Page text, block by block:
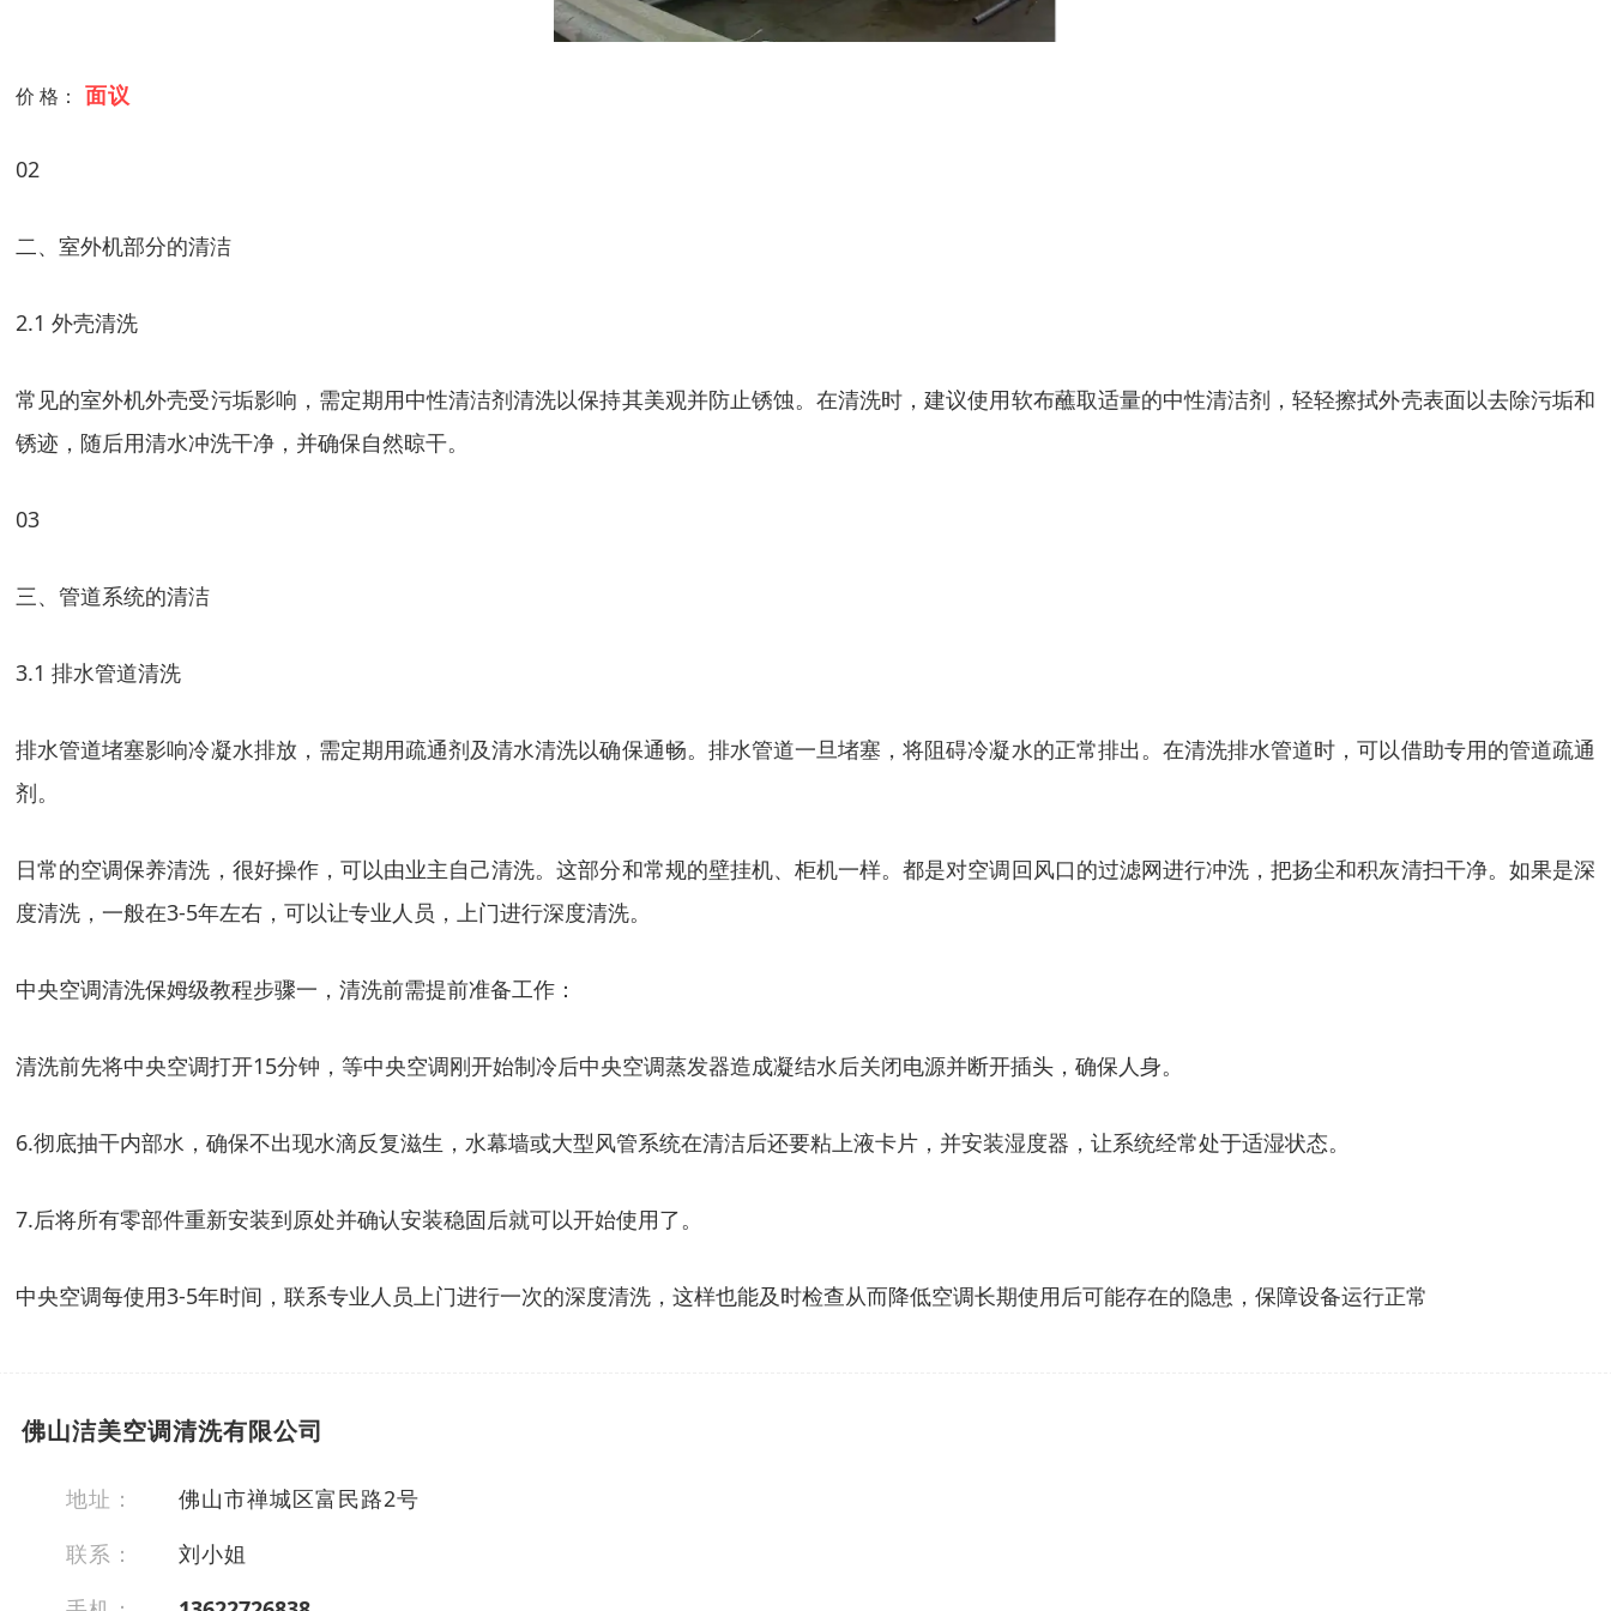
价 格： 面议
02
二、室外机部分的清洁
2.1 外壳清洗
常见的室外机外壳受污垢影响，需定期用中性清洁剂清洗以保持其美观并防止锈蚀。在清洗时，建议使用软布蘸取适量的中性清洁剂，轻轻擦拭外壳表面以去除污垢和
锈迹，随后用清水冲洗干净，并确保自然晾干。
03
三、管道系统的清洁
3.1 排水管道清洗
排水管道堵塞影响冷凝水排放，需定期用疏通剂及清水清洗以确保通畅。排水管道一旦堵塞，将阻碍冷凝水的正常排出。在清洗排水管道时，可以借助专用的管道疏通
剂。
日常的空调保养清洗，很好操作，可以由业主自己清洗。这部分和常规的壁挂机、柜机一样。都是对空调回风口的过滤网进行冲洗，把扬尘和积灰清扫干净。如果是深
度清洗，一般在3-5年左右，可以让专业人员，上门进行深度清洗。
中央空调清洗保姆级教程步骤一，清洗前需提前准备工作：
清洗前先将中央空调打开15分钟，等中央空调刚开始制冷后中央空调蒸发器造成凝结水后关闭电源并断开插头，确保人身。
6.彻底抽干内部水，确保不出现水滴反复滋生，水幕墙或大型风管系统在清洁后还要粘上液卡片，并安装湿度器，让系统经常处于适湿状态。
7.后将所有零部件重新安装到原处并确认安装稳固后就可以开始使用了。
中央空调每使用3-5年时间，联系专业人员上门进行一次的深度清洗，这样也能及时检查从而降低空调长期使用后可能存在的隐患，保障设备运行正常
佛山洁美空调清洗有限公司
地址：
佛山市禅城区富民路2号
联系：
刘小姐